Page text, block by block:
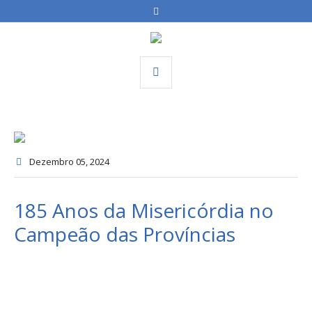
Dezembro 05, 2024
185 Anos da Misericórdia no
Campeão das Províncias